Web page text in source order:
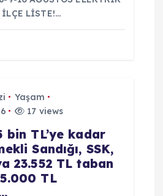
LİSTE!…
Yaşam
17 views
bin TL’ye kadar
Sandığı, SSK,
23.552 TL taban
TL